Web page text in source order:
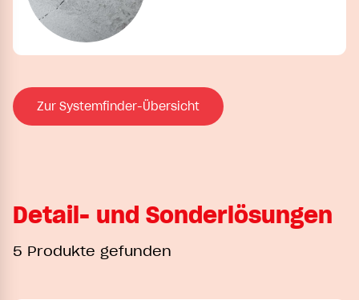
Zur Systemfinder-Übersicht
Detail- und Sonderlösungen
5 Produkte gefunden